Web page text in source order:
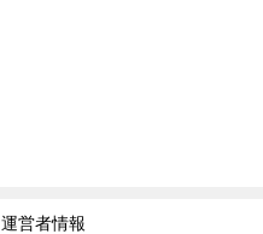
運営者情報